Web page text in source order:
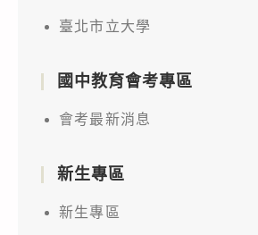
臺北市立大學
國中教育會考專區
會考最新消息
新生專區
新生專區